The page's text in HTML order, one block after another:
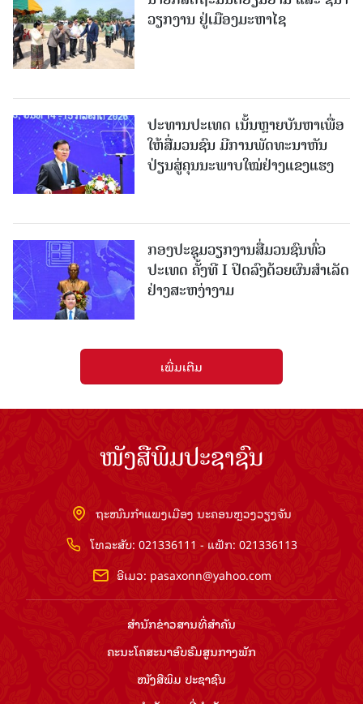
ວຽກງານ ຢູ່ເມືອງມະຫາໄຊ
ປະທານປະເທດ ເນັ້ນຫຼາຍບັນຫາເພື່ອ
ໃຫ້ສື່ມວນຊົນ ມີການພັດທະນາຫັນ
ປ່ຽນສູ່ຄຸນນະພາບໃໝ່ຢ່າງແຂງແຮງ
ກອງປະຊຸມວຽກງານສື່ມວນຊົນທົ່ວ
ປະເທດ ຄັ້ງທີ I ປິດລົງດ້ວຍຜົນສໍາເລັດ
ຢ່າງສະຫງ່າງາມ
ເພີ່ມເຕີມ
ໜັງສືພິມປະຊາຊົນ
ຖະໜົນກຳແພງເມືອງ ນະຄອນຫຼວງວຽງຈັນ
ໂທລະສັບ: 021336111 - ແຟັກ: 021336113
ອີເມວ: pasaxonn@yahoo.com
ສຳ​ນັກ​ຂ່າວ​ສານ​ທີ່​ສຳ​ຄັນ​
ຄະນະໂຄສະນາອົບຮົມ​ສູນ​ກາງ​ພັກ
ໜັງສືພິມ ປະ​ຊາ​ຊົນ